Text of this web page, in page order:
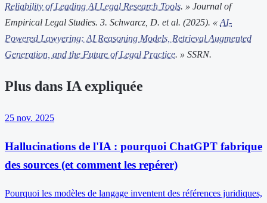
Reliability of Leading AI Legal Research Tools. » Journal of
Empirical Legal Studies. 3. Schwarcz, D. et al. (2025). « AI-
Powered Lawyering: AI Reasoning Models, Retrieval Augmented
Generation, and the Future of Legal Practice. » SSRN.
Plus dans IA expliquée
25 nov. 2025
Hallucinations de l'IA : pourquoi ChatGPT fabrique
des sources (et comment les repérer)
Pourquoi les modèles de langage inventent des références juridiques,